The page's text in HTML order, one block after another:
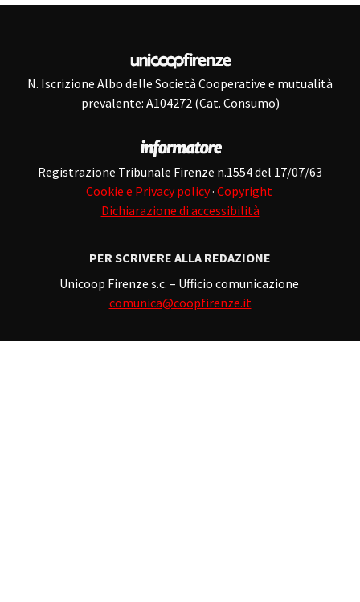
N. Iscrizione Albo delle Società Cooperative e mutualità
prevalente: A104272 (Cat. Consumo)
Registrazione Tribunale Firenze n.1554 del 17/07/63
Cookie e Privacy policy· Copyright
Dichiarazione di accessibilità
PER SCRIVERE ALLA REDAZIONE
Unicoop Firenze s.c. – Ufficio comunicazione
comunica@coopfirenze.it